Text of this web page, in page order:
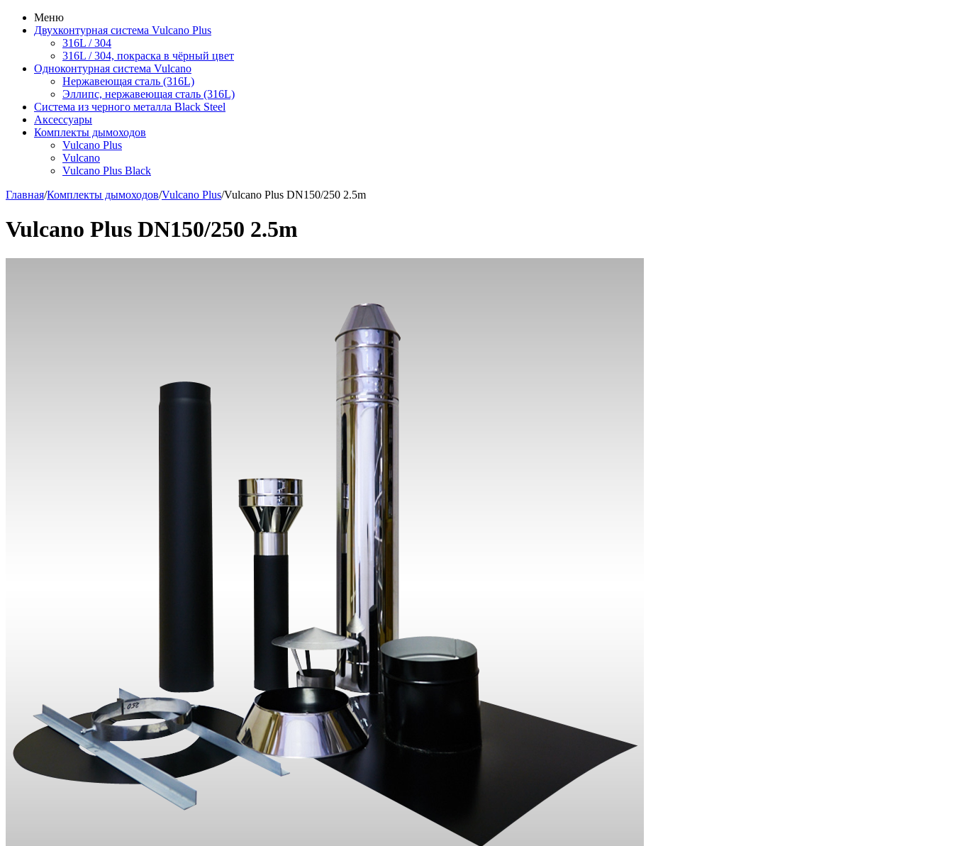
Меню
Двухконтурная система Vulcano Plus
316L / 304
316L / 304, покраска в чёрный цвет
Одноконтурная система Vulcano
Нержавеющая сталь (316L)
Эллипс, нержавеющая сталь (316L)
Система из черного металла Black Steel
Аксессуары
Комплекты дымоходов
Vulcano Plus
Vulcano
Vulcano Plus Black
Главная/Комплекты дымоходов/Vulcano Plus/Vulcano Plus DN150/250 2.5m
Vulcano Plus DN150/250 2.5m